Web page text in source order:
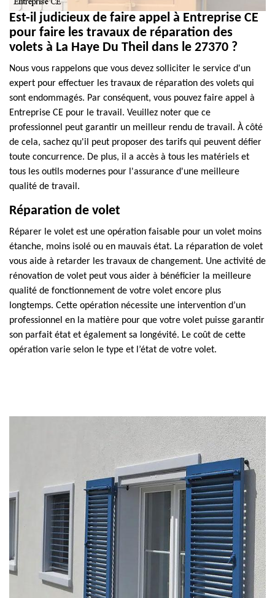
Est-il judicieux de faire appel à Entreprise CE
pour faire les travaux de réparation des
volets à La Haye Du Theil dans le 27370 ?
Nous vous rappelons que vous devez solliciter le service d'un
expert pour effectuer les travaux de réparation des volets qui
sont endommagés. Par conséquent, vous pouvez faire appel à
Entreprise CE pour le travail. Veuillez noter que ce
professionnel peut garantir un meilleur rendu de travail. À côté
de cela, sachez qu'il peut proposer des tarifs qui peuvent défier
toute concurrence. De plus, il a accès à tous les matériels et
tous les outils modernes pour l'assurance d'une meilleure
qualité de travail.
Réparation de volet
Réparer le volet est une opération faisable pour un volet moins
étanche, moins isolé ou en mauvais état. La réparation de volet
vous aide à retarder les travaux de changement. Une activité de
rénovation de volet peut vous aider à bénéficier la meilleure
qualité de fonctionnement de votre volet encore plus
longtemps. Cette opération nécessite une intervention d’un
professionnel en la matière pour que votre volet puisse garantir
son parfait état et également sa longévité. Le coût de cette
opération varie selon le type et l’état de votre volet.